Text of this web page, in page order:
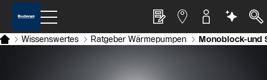
Wissenswertes Ratgeber Wärmepumpen Monoblock-und